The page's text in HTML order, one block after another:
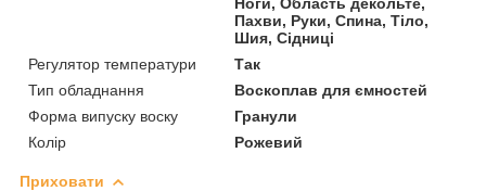
Пахви, Руки, Спина, Тіло,
Шия, Сідниці
Регулятор температури
Так
Тип обладнання
Воскоплав для ємностей
Форма випуску воску
Гранули
Колір
Рожевий
Приховати